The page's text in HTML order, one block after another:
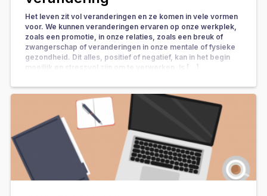
Het leven zit vol veranderingen en ze komen in vele vormen
voor. We kunnen veranderingen ervaren op onze werkplek,
zoals een promotie, in onze relaties, zoals een breuk of
zwangerschap of veranderingen in onze mentale of fysieke
gezondheid. Dit alles, positief of negatief, kan in het begin
moeilijk en stressvol zijn om te verwerken. Is […]